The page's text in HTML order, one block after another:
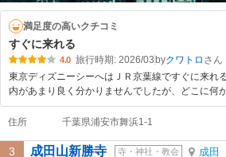
満足度の高いクチコミ
すぐに来れる
4.0 旅行時期: 2026/03 byクワトロ
東京ディズニーシーへはＪＲ京葉線ですぐに来れ
内があまり良く分かりませんでしたが、どこに何
住所 千葉県浦安市舞浜1-1
3 成田山新勝寺 寺・神社・教会 成田